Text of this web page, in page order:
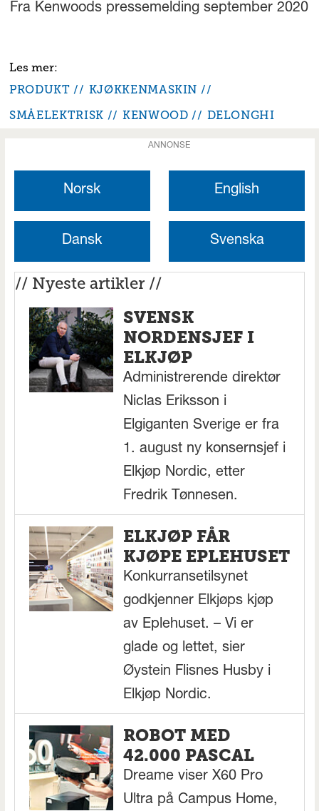
Fra Kenwoods pressemelding september 2020
PRODUKT
KJØKKENMASKIN
SMÅELEKTRISK
KENWOOD DELONGHI
ANNONSE
Norsk English
Dansk Svenska
// Nyeste artikler //
SVENSK
NORDENSJEF I
ELKJØP
Administrerende direktør
Niclas Eriksson i
Elgiganten Sverige er fra
1. august ny konsernsjef i
Elkjøp Nordic, etter
Fredrik Tønnesen.
ELKJØP FÅR
KJØPE EPLEHUSET
Konkurransetilsynet
godkjenner Elkjøps kjøp
av Eplehuset. – Vi er
glade og lettet, sier
Øystein Flisnes Husby i
Elkjøp Nordic.
ROBOT MED
42.000 PASCAL
Dreame viser X60 Pro
Ultra på Campus Home,